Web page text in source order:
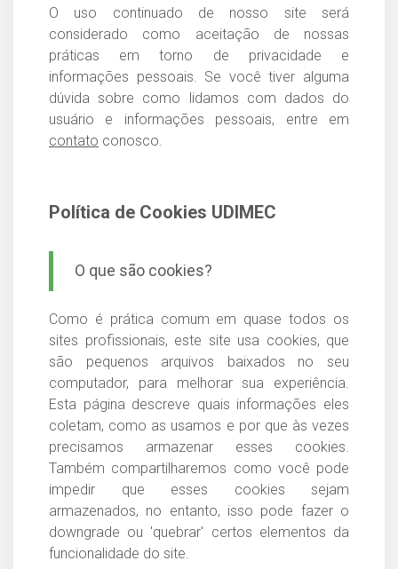
O uso continuado de nosso site será
considerado como aceitação de nossas
práticas em torno de privacidade e
informações pessoais. Se você tiver alguma
dúvida sobre como lidamos com dados do
usuário e informações pessoais, entre em
contato conosco.
Política de Cookies UDIMEC
O que são cookies?
Como é prática comum em quase todos os
sites profissionais, este site usa cookies, que
são pequenos arquivos baixados no seu
computador, para melhorar sua experiência.
Esta página descreve quais informações eles
coletam, como as usamos e por que às vezes
precisamos armazenar esses cookies.
Também compartilharemos como você pode
impedir que esses cookies sejam
armazenados, no entanto, isso pode fazer o
downgrade ou 'quebrar' certos elementos da
funcionalidade do site.